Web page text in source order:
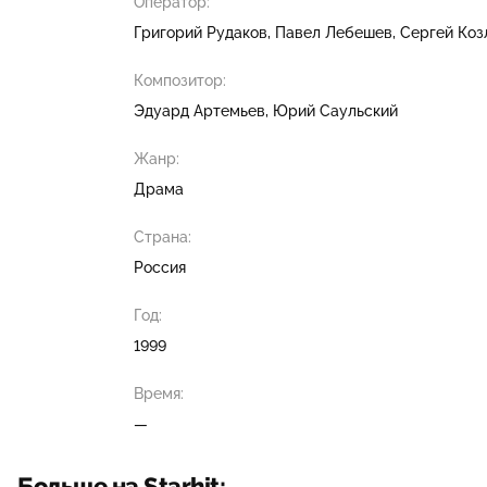
Григорий Рудаков
Павел Лебешев Сергей
Композитор:
Эдуард Артемьев
Юрий Саульский
Жанр:
Драма
Страна:
Россия
Год:
1999
Время:
—